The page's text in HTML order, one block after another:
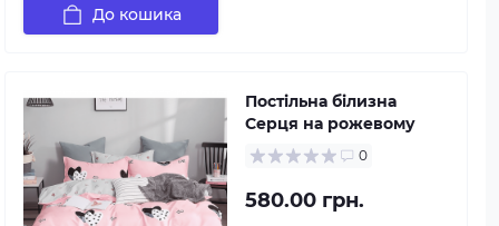
До кошика
Постільна білизна
Серця на рожевому
0
580.00 грн.